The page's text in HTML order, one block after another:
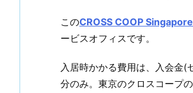
このCROSS COOP
ービスオフィスです。
入居時かかる費用は、入会金(
分のみ。東京のクロスコープ